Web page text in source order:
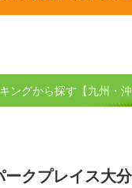
ングから探す【九州・沖
ークプレイス大